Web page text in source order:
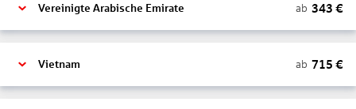
Vereinigte Arabische Emirate ab 343 €
Vietnam ab 715 €